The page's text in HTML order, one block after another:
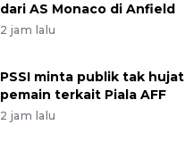
dari AS Monaco di Anfield
2 jam lalu
PSSI minta publik tak hujat
pemain terkait Piala AFF
2 jam lalu